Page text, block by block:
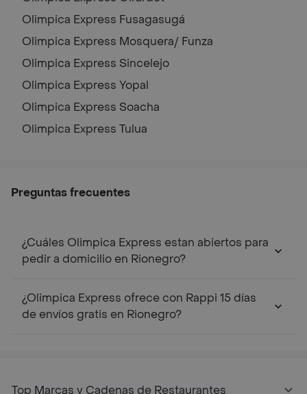
Olimpica Express Fusagasugá
Olimpica Express Mosquera/ Funza
Olimpica Express Sincelejo
Olimpica Express Yopal
Olimpica Express Soacha
Olimpica Express Tulua
Preguntas frecuentes
¿Cuáles Olimpica Express estan abiertos para
pedir a domicilio en Rionegro?
¿Olimpica Express ofrece con Rappi 15 días
de envíos gratis en Rionegro?
Top Marcas y Cadenas de Restaurantes